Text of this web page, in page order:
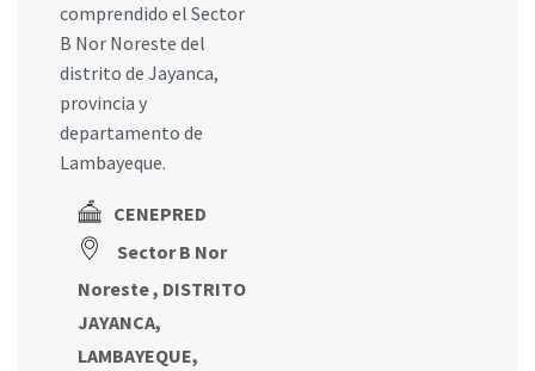
comprendido el Sector
B Nor Noreste del
distrito de Jayanca,
provincia y
departamento de
Lambayeque.
CENEPRED
Sector B Nor
Noreste , DISTRITO
JAYANCA,
LAMBAYEQUE,